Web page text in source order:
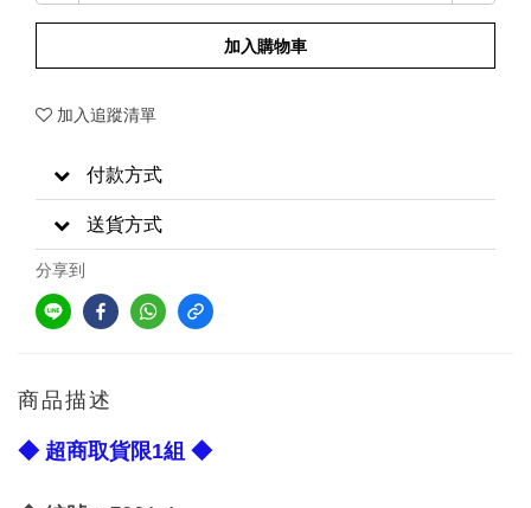
加入購物車
加入追蹤清單
付款方式
送貨方式
分享到
商品描述
◆ 超商取貨限1組 ◆